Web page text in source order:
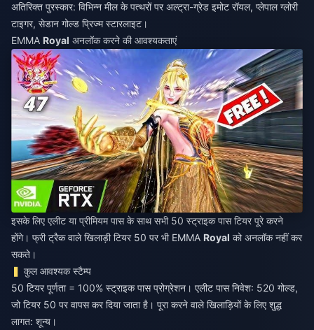
अतिरिक्त पुरस्कार: विभिन्न मील के पत्थरों पर अल्ट्रा-ग्रेड इमोट रॉयल, प्लेपाल ग्लोरी
टाइगर, सेडान गोल्ड प्रिज्म स्टारलाइट।
EMMA Royal अनलॉक करने की आवश्यकताएं
इसके लिए एलीट या प्रीमियम पास के साथ सभी 50 स्ट्राइक पास टियर पूरे करने
होंगे। फ्री ट्रैक वाले खिलाड़ी टियर 50 पर भी EMMA Royal को अनलॉक नहीं कर
सकते।
कुल आवश्यक स्टैम्प
50 टियर पूर्णता = 100% स्ट्राइक पास प्रोग्रेशन। एलीट पास निवेश: 520 गोल्ड,
जो टियर 50 पर वापस कर दिया जाता है। पूरा करने वाले खिलाड़ियों के लिए शुद्ध
लागत: शून्य।